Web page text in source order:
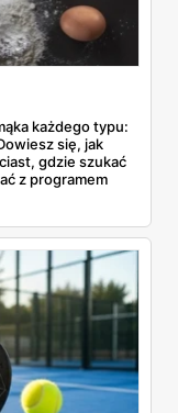
każdego typu:
się, jak
gdzie szukać
z programem